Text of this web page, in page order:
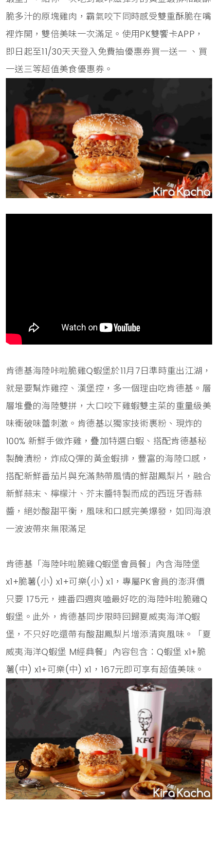
脆多汁的原塊雞肉，霸氣咬下同時感受雙重酥脆在嘴
裡炸開，雙倍美味一次滿足。使用PK雙饗卡APP，
即日起至11/30天天登入免費抽優惠券買一送一 、買
一送三等超值美食優惠券。
肯德基海陸咔啦脆雞Q蝦堡於11月7日準時重出江湖，
就是要幫炸雞控、漢堡控，多一個理由吃肯德基。層
層堆疊的海陸雙拼，大口咬下雞蝦雙主菜的重量級美
味衝破味蕾刺激。肯德基以獨家技術裹粉、現炸的
100% 新鮮手做炸雞，疊加特選白蝦、搭配肯德基秘
製醃漬粉，炸成Q彈的黃金蝦排，豐富的海陸口感，
搭配新鮮番茄片與充滿熱帶風情的鮮甜鳳梨片，融合
新鮮蒜末、檸檬汁、芥末醬特製而成的西班牙香蒜
醬，絕妙酸甜平衡，風味和口感完美爆發，如同海浪
一波波帶來無限滿足
肯德基「海陸咔啦脆雞Q蝦堡會員餐」內含海陸堡
x1+脆薯(小) x1+可樂(小) x1，專屬PK會員的澎湃價
只要 175元，連番四週爽嗑最好吃的海陸咔啦脆雞Q
蝦堡。此外，肯德基同步限時回歸夏威夷海洋Q蝦
堡，不只好吃還帶有酸甜鳳梨片增添清爽風味。「夏
威夷海洋Q蝦堡 M經典餐」內容包含：Q蝦堡 x1+脆
薯(中) x1+可樂(中) x1，167元即可享有超值美味。